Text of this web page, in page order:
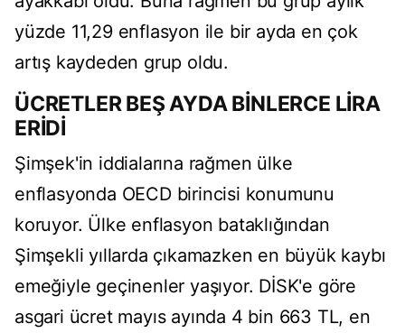
yüzde 11,29 enflasyon ile bir ayda en çok
artış kaydeden grup oldu.
ÜCRETLER BEŞ AYDA BİNLERCE LİRA
ERİDİ
Şimşek'in iddialarına rağmen ülke
enflasyonda OECD birincisi konumunu
koruyor. Ülke enflasyon bataklığından
Şimşekli yıllarda çıkamazken en büyük kaybı
emeğiyle geçinenler yaşıyor. DİSK'e göre
asgari ücret mayıs ayında 4 bin 663 TL, en